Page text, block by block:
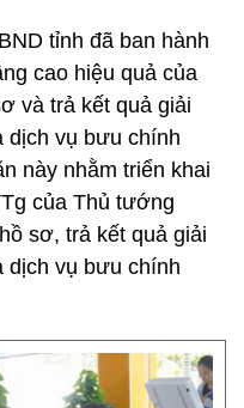
tỉnh đã ban hành
cao hiệu quả của
và trả kết quả giải
dịch vụ bưu chính
này nhằm triển khai
của Thủ tướng
sơ, trả kết quả giải
dịch vụ bưu chính